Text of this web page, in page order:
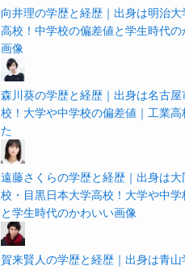
向井理の学歴と経歴｜出身は明治大
高校！中学校の偏差値と学生時代の
画像
森川葵の学歴と経歴｜出身は名古屋
校！大学や中学校の偏差値｜工業高
た
遠藤さくらの学歴と経歴｜出身は大
校・目黒日本大学高校！大学や中学
と学生時代のかわいい画像
賀来賢人の学歴と経歴｜出身は青山